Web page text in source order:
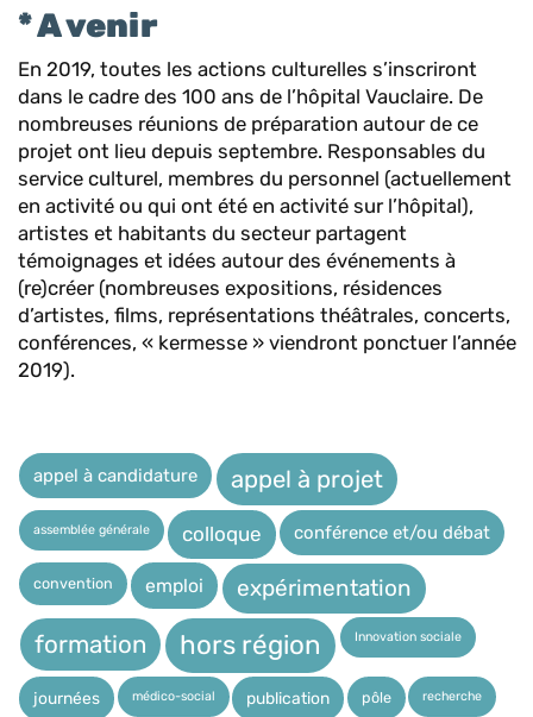
* A venir
En 2019, toutes les actions culturelles s’inscriront
dans le cadre des 100 ans de l’hôpital Vauclaire. De
nombreuses réunions de préparation autour de ce
projet ont lieu depuis septembre. Responsables du
service culturel, membres du personnel (actuellement
en activité ou qui ont été en activité sur l’hôpital),
artistes et habitants du secteur partagent
témoignages et idées autour des événements à
(re)créer (nombreuses expositions, résidences
d’artistes, films, représentations théâtrales, concerts,
conférences, « kermesse » viendront ponctuer l’année
2019).
appel à candidature appel à projet
assemblée générale colloque conférence et/ou débat
convention emploi expérimentation
formation hors région Innovation sociale
journées médico-social publication pôle recherche